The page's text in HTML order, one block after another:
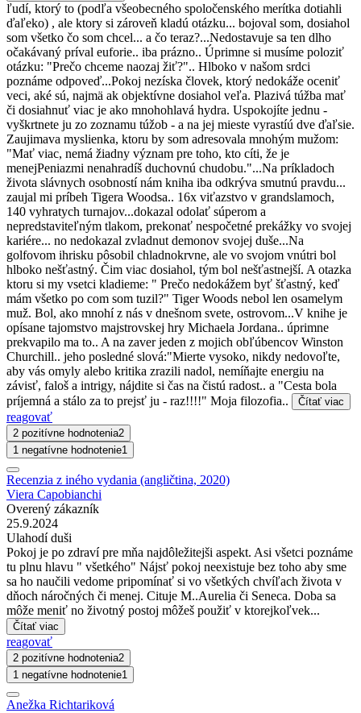
ľudí, ktorý to (podľa všeobecného spoločenského merítka dotiahli
ďaľeko) , ale ktory si zároveň kladú otázku... bojoval som, dosiahol
som všetko čo som chcel... a čo teraz?...Nedostavuje sa ten dlho
očakávaný príval euforie.. iba prázno.. Úprimne si musíme poloziť
otázku: "Prečo chceme naozaj žiť?".. Hlboko v našom srdci
poznáme odpoveď...Pokoj nezíska človek, ktorý nedokáže oceniť
veci, aké sú, najmä ak objektívne dosiahol veľa. Plazivá túžba mať
či dosiahnuť viac je ako mnohohlavá hydra. Uspokojíte jednu -
vyškrtnete ju zo zoznamu túžob - a na jej mieste vyrastíú dve ďaľsie.
Zaujimava myslienka, ktoru by som adresovala mnohým mužom:
"Mať viac, nemá žiadny význam pre toho, kto cíti, že je
menejPeniazmi nenahradíš duchovnú chudobu."...Na príkladoch
života slávnych osobností nám kniha iba odkrýva smutnú pravdu...
zaujal mi príbeh Tigera Woodsa.. 16x viťazstvo v grandslamoch,
140 vyhratych turnajov...dokazal odolať súperom a
nepredstaviteľným tlakom, prekonať nespočetné prekážky vo svojej
kariére... no nedokazal zvladnut demonov svojej duše...Na
golfovom ihrisku pôsobil chladnokrvne, ale vo svojom vnútri bol
hlboko nešťastný. Čim viac dosiahol, tým bol nešťastnejší. A otazka
ktoru si my vsetci kladieme: " Prečo nedokážem byť šťastný, keď
mám všetko po com som tuzil?" Tiger Woods nebol len osamelym
muž. Bol, ako mnohí z nás v dnešnom svete, ostrovom...V knihe je
opísane tajomstvo majstrovskej hry Michaela Jordana.. úprimne
prekvapilo ma to.. A na zaver jeden z mojich obľúbencov Winston
Churchill.. jeho posledné slová:"Mierte vysoko, nikdy nedovoľte,
aby vás omyly alebo kritika zrazili nadol, nemíňajte energiu na
závisť, faloš a intrigy, nájdite si čas na čistú radost.. a "Cesta bola
príjemná a stálo za to prejsť ju - raz!!!!" Moja filozofia..
Čítať viac
reagovať
2 pozitívne hodnotenia2
1 negatívne hodnotenie1
Recenzia z iného vydania (angličtina, 2020)
Viera Capobianchi
Overený zákazník
25.9.2024
Ulahodí duši
Pokoj je po zdraví pre mňa najdôležitejši aspekt. Asi všetci poznáme
tu plnu hlavu " všetkého" Nájsť pokoj neexistuje bez toho aby sme
sa ho naučili vedome pripomínať si vo všetkých chvíľach života v
dňoch náročných či menej. Cituje M..Aurelia či Seneca. Doba sa
môže meniť no životný postoj môžeš použiť v ktorejkoľvek...
Čítať viac
reagovať
2 pozitívne hodnotenia2
1 negatívne hodnotenie1
Anežka Richtariková